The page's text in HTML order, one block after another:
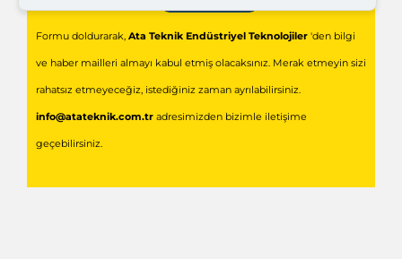
Formu doldurarak, Ata Teknik Endüstriyel Teknolojiler'den bilgi
ve haber mailleri almayı kabul etmiş olacaksınız. Merak etmeyin sizi
rahatsız etmeyeceğiz, istediğiniz zaman ayrılabilirsiniz.
info@atateknik.com.tradresimizden bizimle iletişime
geçebilirsiniz.